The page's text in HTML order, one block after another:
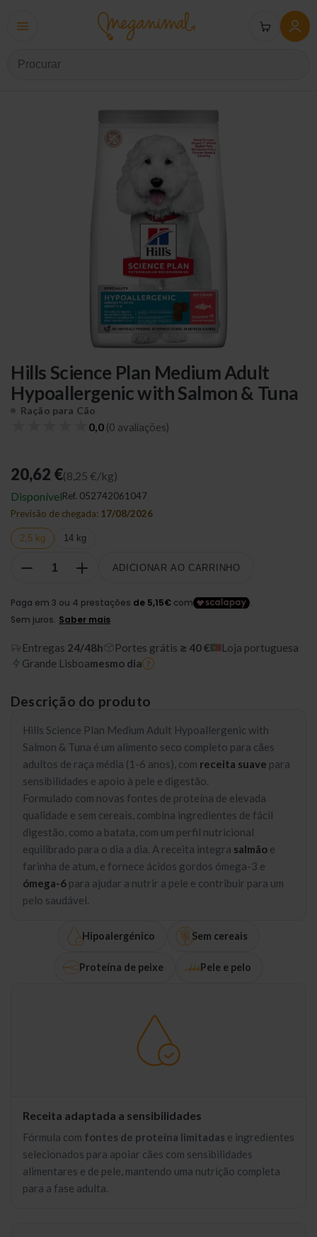
Hills Science Plan Medium Adult
Hypoallergenic with Salmon & Tuna
Ração para Cão
0,0 (0 avaliações)
20,62 €(8,25 €/kg)
DisponívelRef. 052742061047
Previsão de chegada: 17/08/2026
2,5 kg 14 kg
ADICIONAR AO CARRINHO
Entregas 24/48h Portes grátis ≥ 40 €
Loja portuguesa
Grande Lisboamesmo dia ?
Descrição do produto
Hills Science Plan Medium Adult Hypoallergenic with
Salmon & Tuna é um alimento seco completo para cães
adultos de raça média (1-6 anos), com receita suave para
sensibilidades e apoio à pele e digestão.
Formulado com novas fontes de proteína de elevada
qualidade e sem cereais, combina ingredientes de fácil
digestão, como a batata, com um perfil nutricional
equilibrado para o dia a dia. A receita integra salmão e
farinha de atum, e fornece ácidos gordos ómega-3 e
ómega-6 para ajudar a nutrir a pele e contribuir para um
pelo saudável.
Hipoalergénico Sem cereais
Proteína de peixe Pele e pelo
Receita adaptada a sensibilidades
Fórmula com fontes de proteína limitadas e ingredientes
selecionados para apoiar cães com sensibilidades
alimentares e de pele, mantendo uma nutrição completa
para a fase adulta.